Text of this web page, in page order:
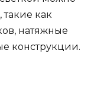
как
натяжные
конструкции.